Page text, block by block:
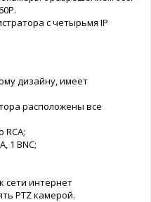
с четырьмя IP
дизайну, имеет
расположены все
RCA;
1 BNC;
сети интернет
PTZ камерой.